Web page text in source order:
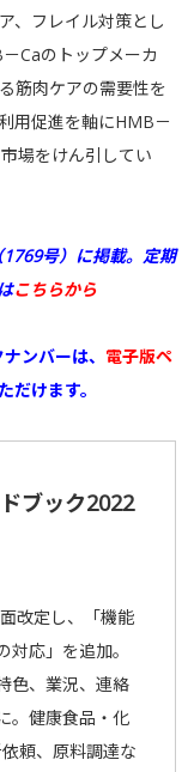
、フレイル対策とし
Caのトップメーカ
筋肉ケアの需要性を
用促進を軸にHMB－
場をけん引してい
号）に掲載。 定期
こちらから
ンバーは、 電子版ペ
だけます。
ブック2022
改定し、「機能
対応」を追加。
色、業況、連絡
。健康食品・化
頼、原料調達な